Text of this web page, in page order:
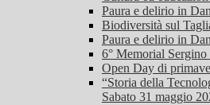
Paura e delirio in
Biodiversità sul
Paura e delirio in
6° Memorial Sergino
Open Day di
“Storia della
Sabato 31 maggio